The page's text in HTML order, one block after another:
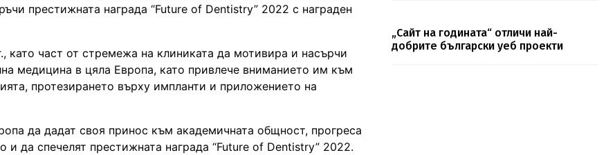
престижната награда “Future of Dentistry” 2022 с награден
част от стремежа на клиниката да мотивира и насърчи
медицина в цяла Европа, като привлече вниманието им към
протезирането върху импланти и приложението на
да дадат своя принос към академичната общност, прогреса
да спечелят престижната награда “Future of Dentistry” 2022.
„Сайт на годината“ отличи най-
добрите български уеб проекти